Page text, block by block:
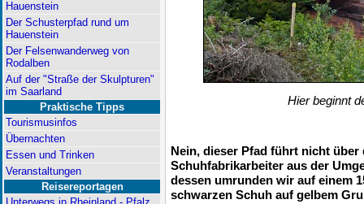
Hauenstein
Der Schusterpfad rund um
Hauenstein
Der Felsenwanderweg von
Rodalben
Auf der "Straße der Skulpturen"
im Saarland
Praktische Tipps
Tourismusinfos
Übernachten
Essen und Trinken
Veranstaltungen
Reisereportagen
Hier beginnt
Nein, dieser Pfad führt nicht
Schuhfabrikarbeiter aus der
dessen umrunden wir auf einem
schwarzen Schuh auf gelbem